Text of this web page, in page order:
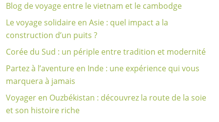
Blog de voyage entre le vietnam et le cambodge
Le voyage solidaire en Asie : quel impact a la
construction d’un puits ?
Corée du Sud : un périple entre tradition et modernité
Partez à l’aventure en Inde : une expérience qui vous
marquera à jamais
Voyager en Ouzbékistan : découvrez la route de la soie
et son histoire riche